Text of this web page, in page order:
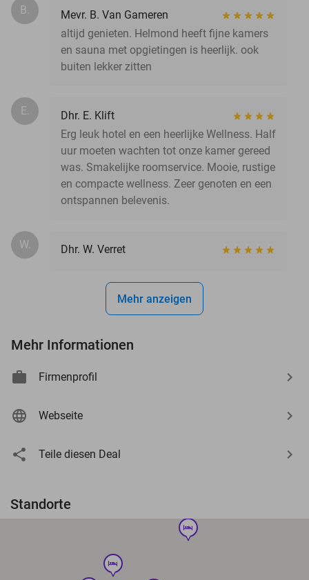
B.
Mevr. B. Van Gameren
altijd genieten. Helmond heeft fijne kamers
en sauna met opgietingen is heerlijk. ook
buiten lekker zitten
E.
Dhr. E. Klift
Erg leuk hotel en een heerlijke Wellness. Half
uur moeten wachten tot onze kamer gereed
was. Smakelijke roomservice. Mooie, rustige
en compacte wellness. Zeer genoten en een
ontspannen belevenis.
W. Dhr. W. Verret
Mehr anzeigen
Mehr Informationen
Firmenprofil
Webseite
Teile diesen Deal
Standorte
hotel
hotel